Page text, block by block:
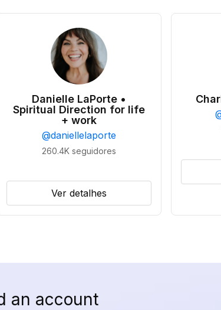
Danielle LaPorte •
Spiritual Direction for life
+ work
@daniellelaporte
260.4K seguidores
Ver detalhes
an account